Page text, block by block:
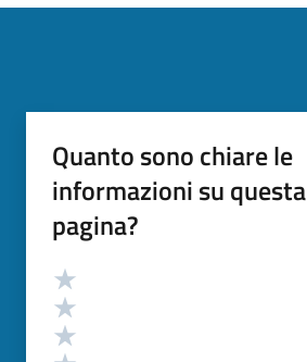
Quanto sono chiare le
informazioni su questa
pagina?
Valutazione